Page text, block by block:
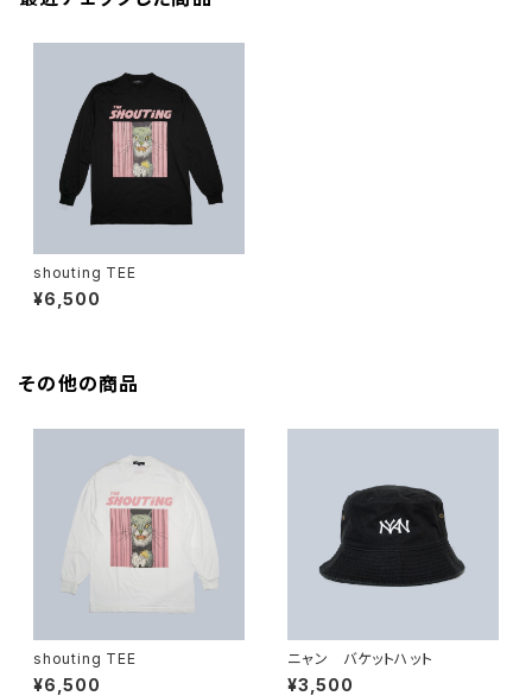
shouting TEE
¥6,500
その他の商品
shouting TEE
¥6,500
ニャン バケットハット
¥3,500